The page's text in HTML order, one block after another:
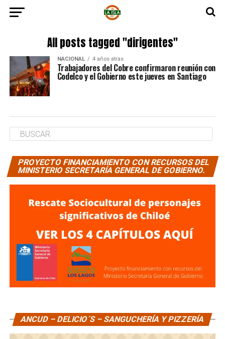
All posts tagged "dirigentes"
NACIONAL 4 años atras
Trabajadores del Cobre confirmaron reunión con
Codelco y el Gobierno este jueves en Santiago
PROYECTO FINANCIAMIENTO CON RECURSOS DEL
MINISTERIO SECRETARÍA GENERAL DE GOBIERNO.
ANCUD – DELICIO´S – SANGUCHERÍA Y PIZZERÍA